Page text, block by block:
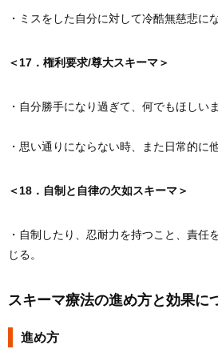
・ミスをした自分に対して冷酷無慈悲にな
＜17．権利要求/尊大スキーマ＞
・自分勝手になり過ぎて、何でもほしい
・思い通りにならない時、また日常的に
＜18．自制と自律の欠如スキーマ＞
・自制したり、忍耐力を持つこと、責任
じる。
スキーマ療法の進め方と効果に
進め方